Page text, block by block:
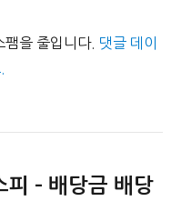
을 줄입니다. 댓글 데이
피 – 배당금 배당